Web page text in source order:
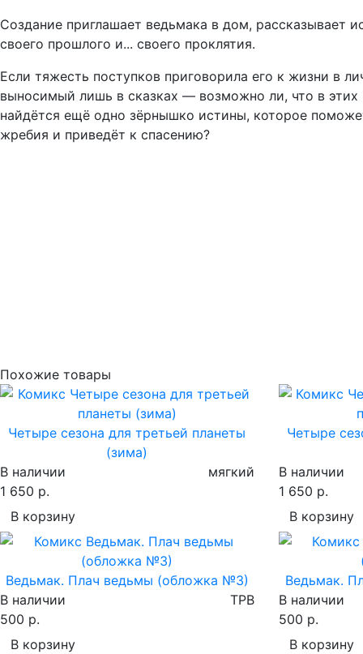
Создание приглашает ведьмака в дом, рассказывает
своего прошлого и... своего проклятия.
Если тяжесть поступков приговорила его к жизни в
выносимый лишь в сказках — возможно ли, что в
найдётся ещё одно зёрнышко истины, которое
жребия и приведёт к спасению?
Похожие товары
Четыре сезона для третьей планеты
(зима)
В наличии
мягкий
1 650 р.
В корзину
Четыре
В наличии
1 650 р.
В корзину
Ведьмак. Плач ведьмы (обложка №3)
В наличии
TPB
500 р.
В корзину
Ведьмак.
В наличии
500 р.
В корзину